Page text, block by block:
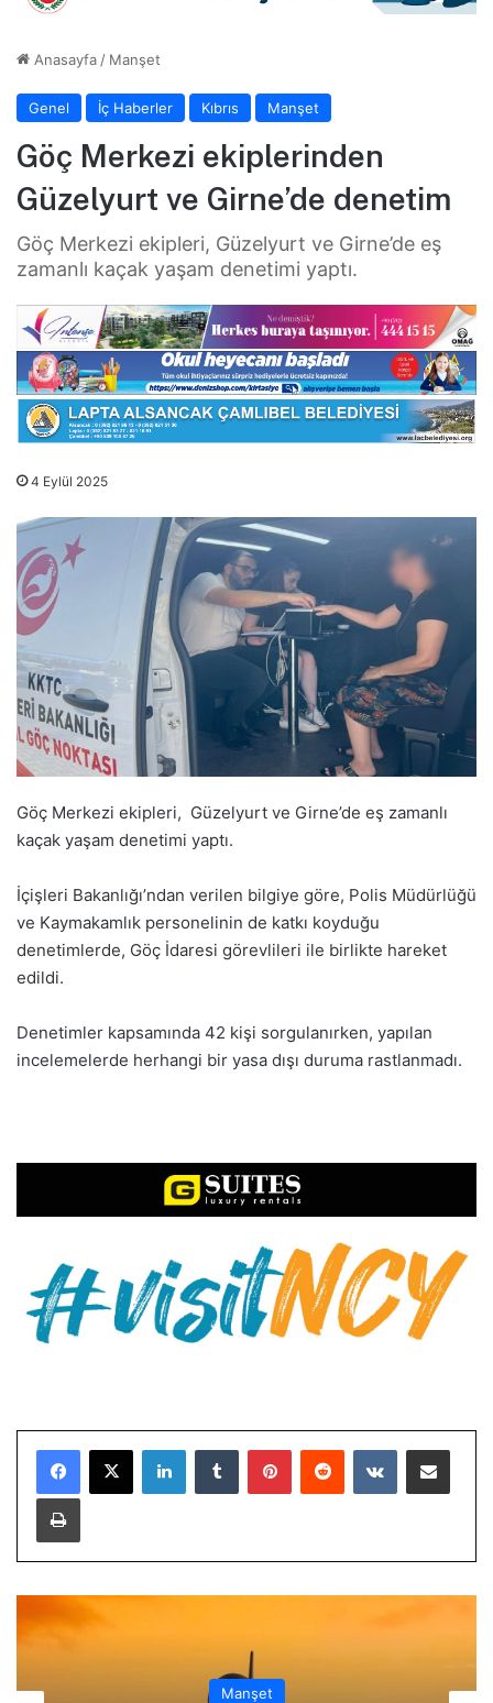
Anasayfa / Manşet
Genel İç Haberler Kıbrıs Manşet
Göç Merkezi ekiplerinden
Güzelyurt ve Girne’de denetim
Göç Merkezi ekipleri, Güzelyurt ve Girne’de eş
zamanlı kaçak yaşam denetimi yaptı.
4 Eylül 2025
Göç Merkezi ekipleri, Güzelyurt ve Girne’de eş zamanlı
kaçak yaşam denetimi yaptı.
İçişleri Bakanlığı’ndan verilen bilgiye göre, Polis Müdürlüğü
ve Kaymakamlık personelinin de katkı koyduğu
denetimlerde, Göç İdaresi görevlileri ile birlikte hareket
edildi.
Denetimler kapsamında 42 kişi sorgulanırken, yapılan
incelemelerde herhangi bir yasa dışı duruma rastlanmadı.
LinkedInTumblr PinterestReddit VKontakteE-Posta ile paylaş
Yazdır